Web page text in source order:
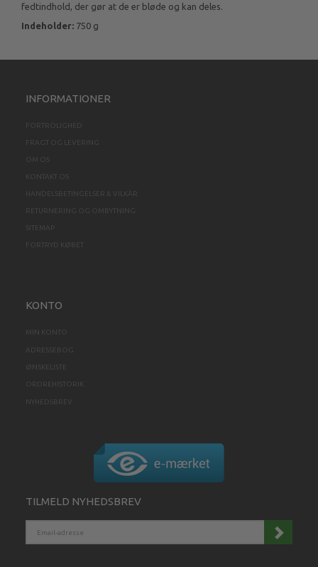
fedtindhold, der gør at de er bløde og kan deles.
Indeholder: 750 g
INFORMATIONER
FORTROLIGHED
FRAGT OG LEVERING
OM OS
KONTAKT OS
HANDELSBETINGELSER & VILKÅR
RETURNERING OG OMBYTNING
SITEMAP
FORTRYD KØBET
KONTO
MIN KONTO
ADRESSEBOG
ØNSKELISTE
ORDREHISTORIK
NYHEDSBREV
TILMELD NYHEDSBREV
ADRESSE